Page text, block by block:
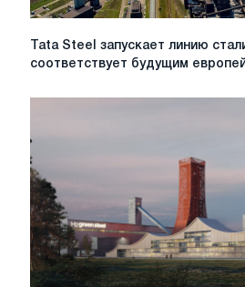
Tata
линию
будущим
европейским
нормам
Tata Steel запускает линию
соответствует будущим